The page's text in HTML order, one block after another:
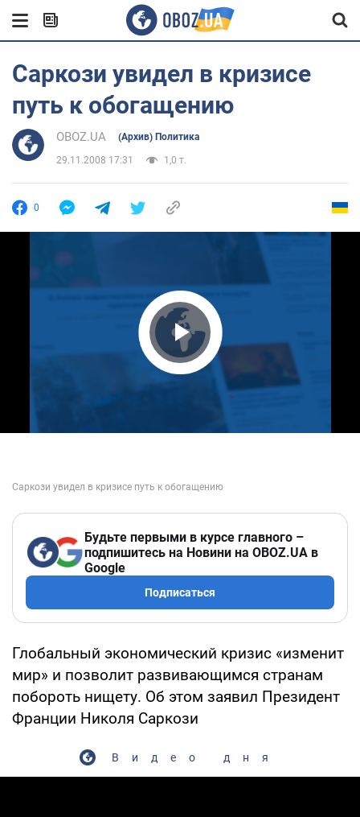
Саркози увидел в кризисе
путь к обогащению
OBOZ.UA (Архив) Политика
29.11.2008 17:31 1,0 т.
0
Play Video
Будьте первыми в курсе главного –
подпишитесь на Новини на OBOZ.UA в
Google
Подписаться
Глобальный экономический кризис «изменит
мир» и позволит развивающимся странам
побороть нищету. Об этом заявил Президент
Франции Николя Саркози
Видео дня